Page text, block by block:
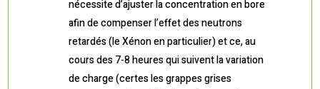
nécessite d’ajuster la concentration en bore
afin de compenser l’effet des neutrons
retardés (le Xénon en particulier) et ce, au
cours des 7-8 heures qui suivent la variation
de charge (certes les grappes grises